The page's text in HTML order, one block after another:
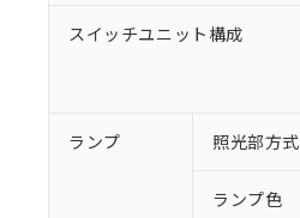
スイッチユニット構成
ランプ 照光部方式
ランプ色